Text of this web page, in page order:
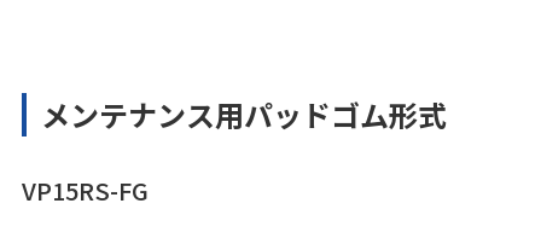
メンテナンス用パッドゴム形式
VP15RS-FG